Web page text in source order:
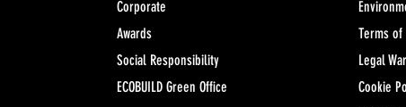
Corporate
Awards
Social Responsibility
ECOBUILD Green Office
Terms of
Legal
Cookie